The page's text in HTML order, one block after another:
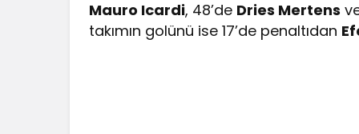
Mauro Icardi, 48’de Dries Mertens
takımın golünü ise 17’de penaltıdan